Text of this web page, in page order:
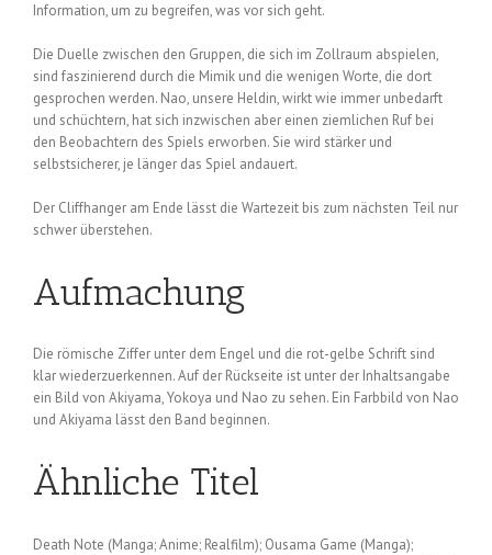
Information, um zu begreifen, was vor sich geht.
Die Duelle zwischen den Gruppen, die sich im Zollraum abspielen,
sind faszinierend durch die Mimik und die wenigen Worte, die dort
gesprochen werden. Nao, unsere Heldin, wirkt wie immer unbedarft
und schüchtern, hat sich inzwischen aber einen ziemlichen Ruf bei
den Beobachtern des Spiels erworben. Sie wird stärker und
selbstsicherer, je länger das Spiel andauert.
Der Cliffhanger am Ende lässt die Wartezeit bis zum nächsten Teil nur
schwer überstehen.
Aufmachung
Die römische Ziffer unter dem Engel und die rot-gelbe Schrift sind
klar wiederzuerkennen. Auf der Rückseite ist unter der Inhaltsangabe
ein Bild von Akiyama, Yokoya und Nao zu sehen. Ein Farbbild von Nao
und Akiyama lässt den Band beginnen.
Ähnliche Titel
Death Note (Manga; Anime; Realfilm); Ousama Game (Manga);